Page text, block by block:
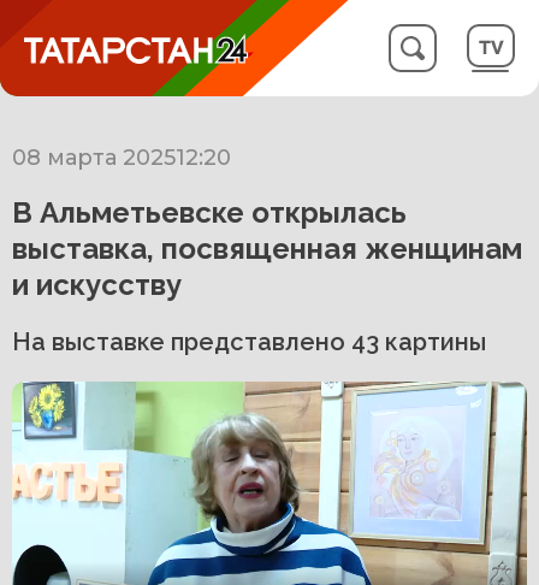
08 марта 202512:20
В Альметьевске открылась
выставка, посвященная женщинам
и искусству
На выставке представлено 43 картины